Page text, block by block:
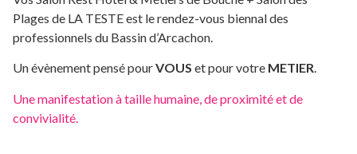
Plages de LA TESTE est le rendez-vous biennal des
professionnels du Bassin d’Arcachon.
Un évènement pensé pourVOUS et pour votre METIER.
Une manifestation à taille humaine, de proximité et de
convivialité.